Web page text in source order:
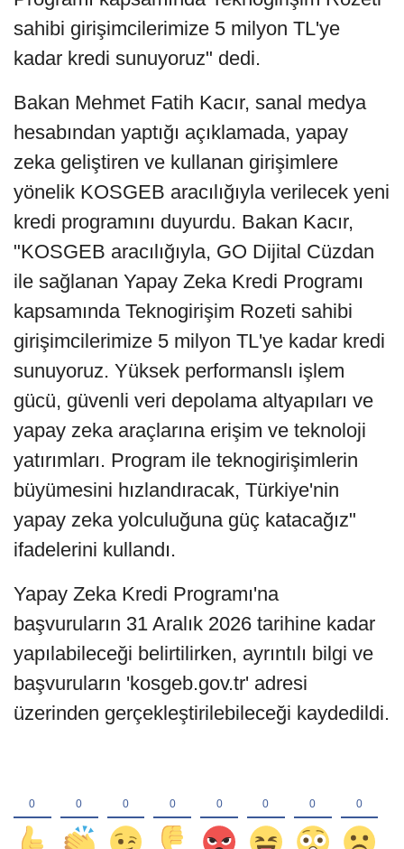
sahibi girişimcilerimize 5 milyon TL'ye
kadar kredi sunuyoruz" dedi.
Bakan Mehmet Fatih Kacır, sanal medya
hesabından yaptığı açıklamada, yapay
zeka geliştiren ve kullanan girişimlere
yönelik KOSGEB aracılığıyla verilecek yeni
kredi programını duyurdu. Bakan Kacır,
"KOSGEB aracılığıyla, GO Dijital Cüzdan
ile sağlanan Yapay Zeka Kredi Programı
kapsamında Teknogirişim Rozeti sahibi
girişimcilerimize 5 milyon TL'ye kadar kredi
sunuyoruz. Yüksek performanslı işlem
gücü, güvenli veri depolama altyapıları ve
yapay zeka araçlarına erişim ve teknoloji
yatırımları. Program ile teknogirişimlerin
büyümesini hızlandıracak, Türkiye'nin
yapay zeka yolculuğuna güç katacağız"
ifadelerini kullandı.
Yapay Zeka Kredi Programı'na
başvuruların 31 Aralık 2026 tarihine kadar
yapılabileceği belirtilirken, ayrıntılı bilgi ve
başvuruların 'kosgeb.gov.tr' adresi
üzerinden gerçekleştirilebileceği kaydedildi.